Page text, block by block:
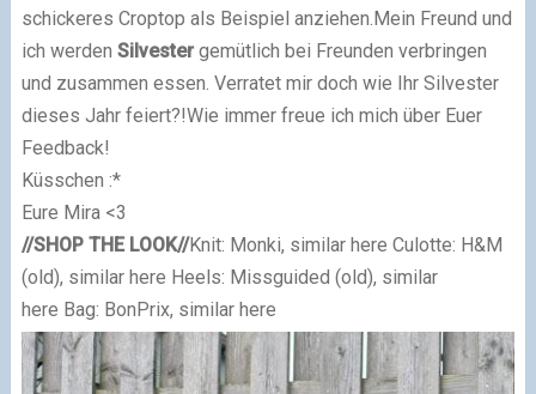
schickeres Croptop als Beispiel anziehen.Mein Freund und
ich werden Silvestergemütlich bei Freunden verbringen
und zusammen essen. Verratet mir doch wie Ihr Silvester
dieses Jahr feiert?!Wie immer freue ich mich über Euer
Feedback!
Küsschen :*
Eure Mira <3
//SHOP THE LOOK//Knit: Monki, similar here Culotte: H&M
(old), similar here Heels: Missguided (old), similar
here Bag: BonPrix, similar here